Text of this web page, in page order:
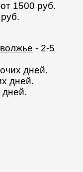
1500 руб.
- 2-5
дней.
дней.
дней.